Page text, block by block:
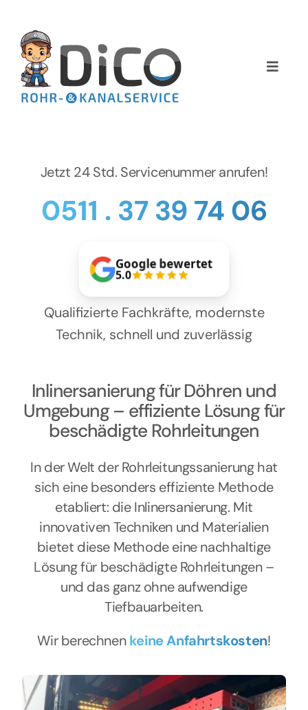
springen
Toggle
Home
NEWS
Kontakt
Jetzt 24 Std. Servicenummer anrufen!
0511 . 37 39 74 06
Google bewertet
5.0
Qualifizierte Fachkräfte, modernste
Technik, schnell und zuverlässig
Inlinersanierung für Döhren und
Umgebung – effiziente Lösung für
beschädigte Rohrleitungen
In der Welt der Rohrleitungssanierung hat
sich eine besonders effiziente Methode
etabliert: die Inlinersanierung. Mit
innovativen Techniken und Materialien
bietet diese Methode eine nachhaltige
Lösung für beschädigte Rohrleitungen –
und das ganz ohne aufwendige
Tiefbauarbeiten.
Wir berechnenkeine Anfahrtskosten!